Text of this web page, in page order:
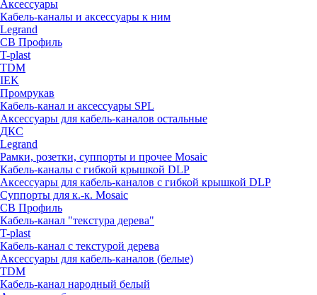
Аксессуары
Кабель-каналы и аксессуары к ним
Legrand
СВ Профиль
T-plast
TDM
IEK
Промрукав
Кабель-канал и аксессуары SPL
Аксессуары для кабель-каналов остальные
ДКС
Legrand
Рамки, розетки, суппорты и прочее Mosaic
Кабель-каналы с гибкой крышкой DLP
Аксессуары для кабель-каналов с гибкой крышкой DLP
Суппорты для к.-к. Mosaic
СВ Профиль
Кабель-канал "текстура дерева"
T-plast
Кабель-канал с текстурой дерева
Аксессуары для кабель-каналов (белые)
TDM
Кабель-канал народный белый